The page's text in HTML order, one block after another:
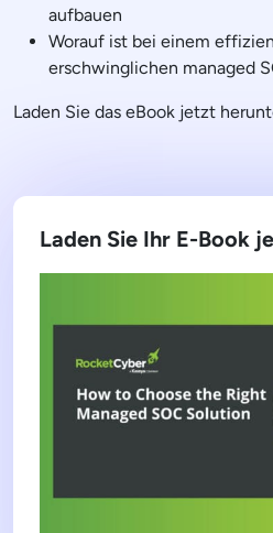
aufbauen
Worauf ist bei einem
erschwinglichen managed
Laden Sie das eBook jetzt
Laden Sie Ihr E-Book